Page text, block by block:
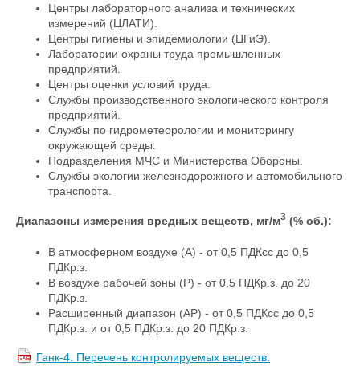
Центры лабораторного анализа и технических
измерений (ЦЛАТИ).
Центры гигиены и эпидемиологии (ЦГиЭ).
Лаборатории охраны труда промышленных
предприятий.
Центры оценки условий труда.
Службы производственного экологического контроля
предприятий.
Службы по гидрометеорологии и мониторингу
окружающей среды.
Подразделения МЧС и Министерства Обороны.
Службы экологии железнодорожного и автомобильного
транспорта.
Диапазоны измерения вредных веществ, мг/м3 (% об.):
В атмосферном воздухе (А) - от 0,5 ПДКсс до 0,5
ПДКр.з.
В воздухе рабочей зоны (Р) - от 0,5 ПДКр.з. до 20
ПДКр.з.
Расширенный диапазон (АР) - от 0,5 ПДКсс до 0,5
ПДКр.з. и от 0,5 ПДКр.з. до 20 ПДКр.з.
Ганк-4. Перечень контролируемых веществ.